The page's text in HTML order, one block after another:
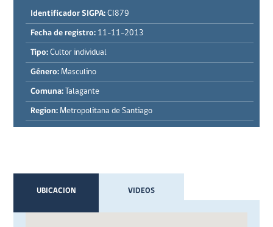
Identificador SIGPA: CI879
Fecha de registro: 11-11-2013
Tipo: Cultor individual
Género: Masculino
Comuna: Talagante
Region: Metropolitana de Santiago
UBICACION VIDEOS